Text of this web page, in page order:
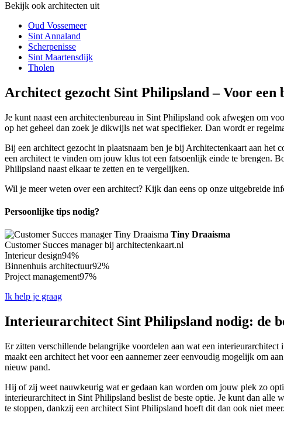
Bekijk ook architecten uit
Oud Vossemeer
Sint Annaland
Scherpenisse
Sint Maartensdijk
Tholen
Architect gezocht Sint Philipsland – Voor een
Je kunt naast een architectenbureau in Sint Philipsland ook afwegen om
op het geheel dan zoek je dikwijls net wat specifieker. Dan wordt er
Bij een architect gezocht in plaatsnaam ben je bij Architectenkaart aan
een architect te vinden om jouw klus tot een fatsoenlijk einde te brengen.
Philipsland naast elkaar te zetten en te vergelijken.
Wil je meer weten over een architect? Kijk dan eens op onze uitgebreide
Persoonlijke tips nodig?
Tiny Draaisma
Customer Succes manager bij architectenkaart.nl
Interieur design94%
Binnenhuis architectuur92%
Project management97%
Ik help je graag
Interieurarchitect Sint Philipsland nodig: de
Er zitten verschillende belangrijke voordelen aan wat een
maakt een architect het voor een aannemer zeer eenvoudig mogelijk om
nieuw pand.
Hij of zij weet nauwkeurig wat er gedaan kan worden om jouw plek zo
interieurarchitect in Sint Philipsland beslist de beste optie. Je kunt dan alle
te stoppen, dankzij een architect Sint Philipsland hoeft dit dan ook niet meer.